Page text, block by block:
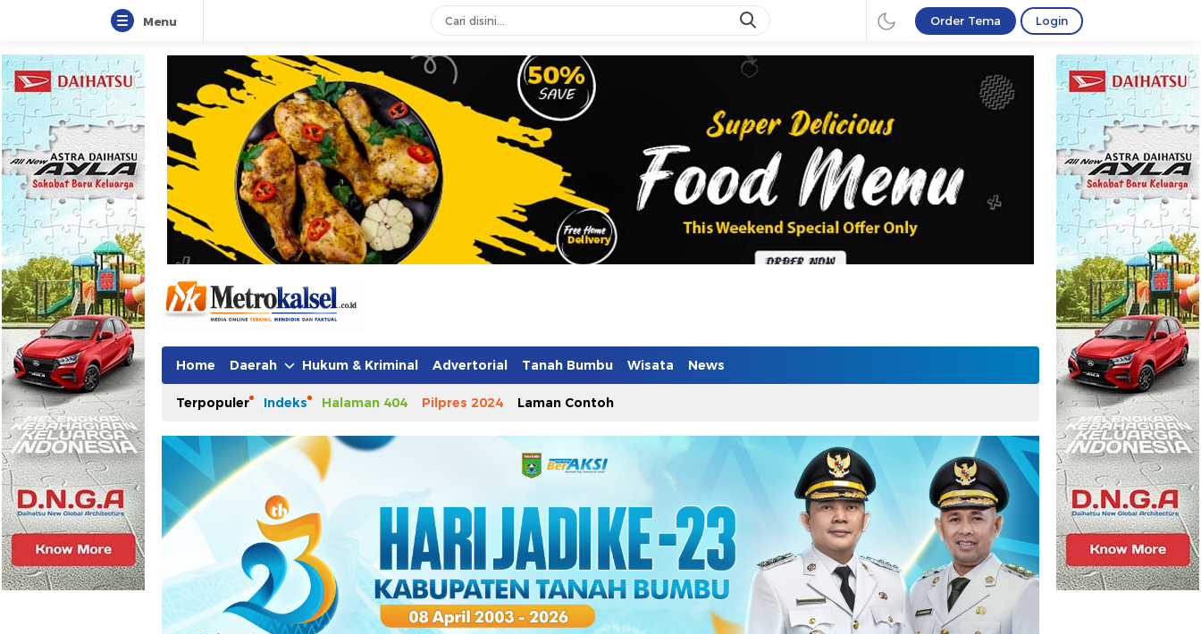
Menu Order Tema Login
Metro Kalsel
Media Online Terkini, Faktual dan Mendidik
Home Daerah Hukum & Kriminal Advertorial Tanah Bumbu Wisata News
Terpopuler Indeks Halaman 404 Pilpres 2024 Laman Contoh